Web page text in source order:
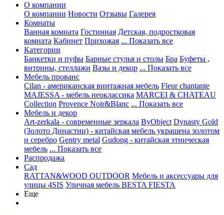
О компании
О компании Новости Отзывы Галерея
Комнаты
Ванная комната Гостинная Детская, подростковая
комната Кабинет Прихожая ... Показать все
Категории
Банкетки и пуфы Барные стулья и столы Бра Буфеты ,
витрины, стеллажи Вазы и декор ... Показать все
Мебель прованс
Cilan - американская винтажная мебель Fleur chantante
MAJESSA - мебель неоклассика MARCEI & CHATEAU
Collection Provence Noir&Blanc ... Показать все
Мебель и декор
Art-zerkala - современные зеркала ByObject Dynasty Gold
(Золото Династии) - китайская мебель украшена золотом
и серебро Gentry metal Gudong - китайская этническая
мебель ... Показать все
Распродажа
Сад
RATTAN&WOOD OUTDOOR Мебель и аксессуары для
улицы 4SIS Уличная мебель BESTA FIESTA
Еще